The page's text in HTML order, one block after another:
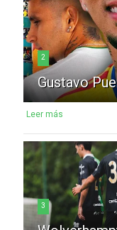
2
Gustavo
Leer más
3